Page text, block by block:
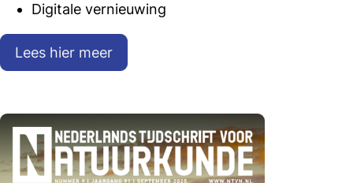
Digitale vernieuwing
Lees hier meer